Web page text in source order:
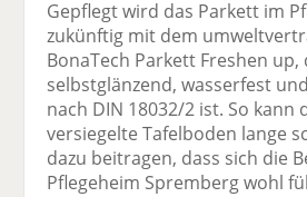
Gepflegt wird das Parkett im
zukünftig mit dem
BonaTech Parkett Freshen up,
selbstglänzend, wasserfest
nach DIN 18032/2 ist. So kann
versiegelte Tafelboden lange
dazu beitragen, dass sich die
Pflegeheim Spremberg wohl